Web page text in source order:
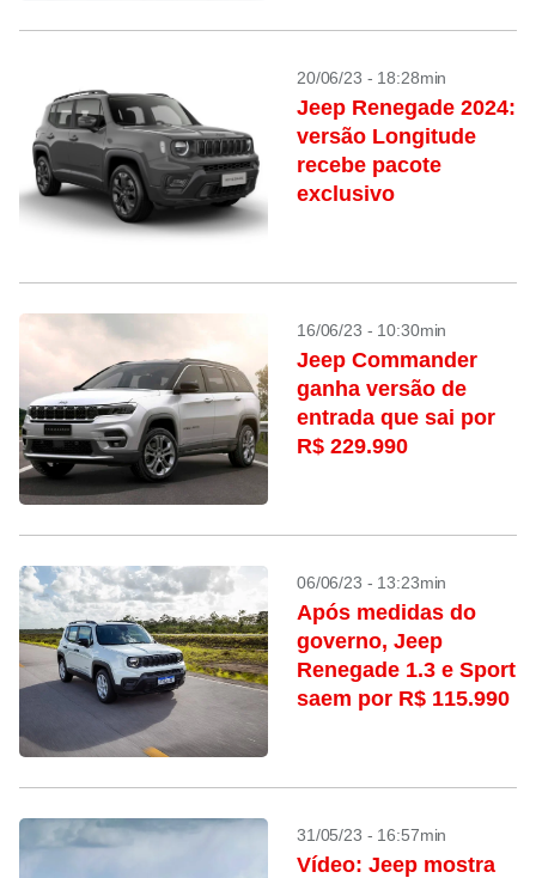
20/06/23 - 18:28min
Jeep Renegade 2024:
versão Longitude
recebe pacote
exclusivo
16/06/23 - 10:30min
Jeep Commander
ganha versão de
entrada que sai por
R$ 229.990
06/06/23 - 13:23min
Após medidas do
governo, Jeep
Renegade 1.3 e Sport
saem por R$ 115.990
31/05/23 - 16:57min
Vídeo: Jeep mostra